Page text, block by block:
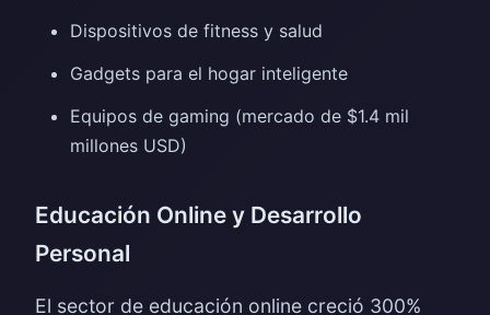
Dispositivos de fitness y salud
Gadgets para el hogar inteligente
Equipos de gaming (mercado de $1.4 mil
millones USD)
Educación Online y Desarrollo
Personal
El sector de educación online creció 300%